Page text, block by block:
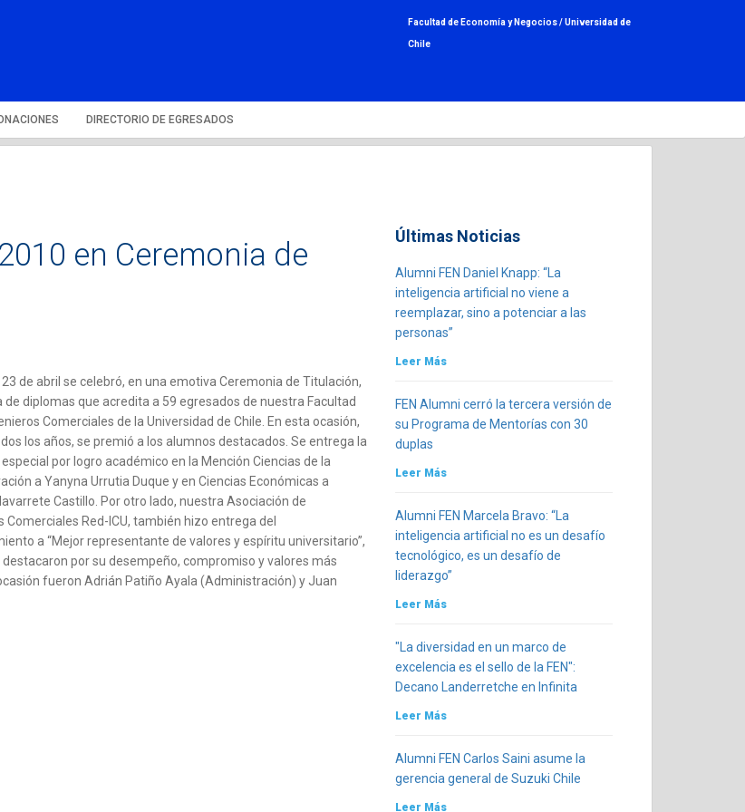
Facultad de Economía y Negocios /Universidad de
Chile
DIRECTORIO DE EGRESADOS
en Ceremonia de
23 de abril se celebró, en una emotiva Ceremonia de Titulación,
de diplomas que acredita a 59 egresados de nuestra Facultad
Comerciales de la Universidad de Chile. En esta ocasión,
los años, se premió a los alumnos destacados. Se entrega la
por logro académico en la Mención Ciencias de la
a Yanyna Urrutia Duque y en Ciencias Económicas a
Castillo. Por otro lado, nuestra Asociación de
Comerciales Red-ICU, también hizo entrega del
a “Mejor representante de valores y espíritu universitario”,
destacaron por su desempeño, compromiso y valores más
fueron Adrián Patiño Ayala (Administración) y Juan
Últimas Noticias
Alumni FEN Daniel Knapp: “La
inteligencia artificial no viene a
reemplazar, sino a potenciar a las
personas”
Leer Más
FEN Alumni cerró la tercera versión de
su Programa de Mentorías con 30
duplas
Leer Más
Alumni FEN Marcela Bravo: “La
inteligencia artificial no es un desafío
tecnológico, es un desafío de
liderazgo”
Leer Más
"La diversidad en un marco de
excelencia es el sello de la FEN":
Decano Landerretche en Infinita
Leer Más
Alumni FEN Carlos Saini asume la
gerencia general de Suzuki Chile
Leer Más